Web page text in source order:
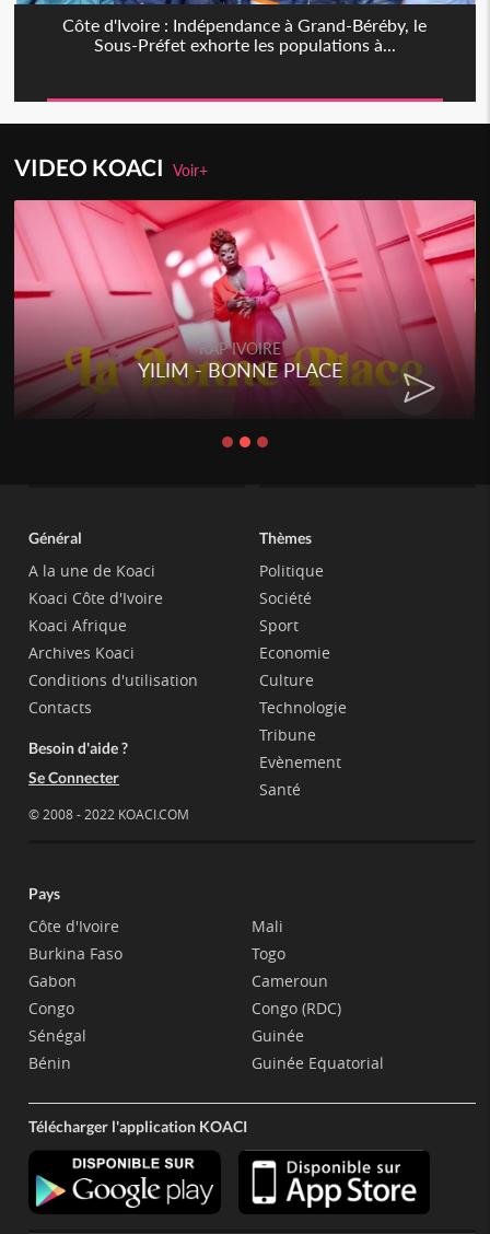
Côte d'Ivoire : Indépendance à Grand-Béréby, le
Sous-Préfet exhorte les populations à...
VIDEO KOACIVoir+
RAP IVOIRE
YILIM - BONNE PLACE
Général
A la une de Koaci
Koaci Côte d'Ivoire
Koaci Afrique
Archives Koaci
Conditions d'utilisation
Contacts
Besoin d'aide ?
Se Connecter
© 2008 - 2022 KOACI.COM
Thèmes
Politique
Société
Sport
Economie
Culture
Technologie
Tribune
Evènement
Santé
Pays
Côte d'Ivoire
Burkina Faso
Gabon
Congo
Sénégal
Bénin
Mali
Togo
Cameroun
Congo (RDC)
Guinée
Guinée Equatorial
Télécharger l'application KOACI